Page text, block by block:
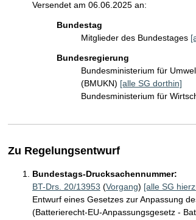
Versendet am 06.06.2025 an:
Bundestag
Mitglieder des Bundestages
Bundesregierung
Bundesministerium für
(BMUKN) [alle SG dorthin]
Bundesministerium für
Zu Regelungsentwurf
Bundestags-Drucksachennummer:
BT-Drs. 20/13953 (Vorgang) [alle SG
Entwurf eines Gesetzes zur Anpassung
(Batterierecht-EU-Anpassungsgesetz -